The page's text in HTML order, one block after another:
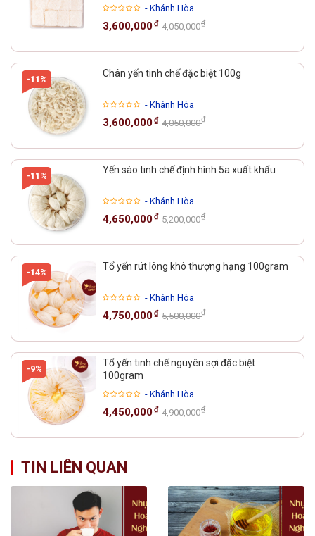
- Khánh Hòa
3,600,000₫ 4,050,000₫
-11%
Chân yến tinh chế đặc biệt 100g
- Khánh Hòa
3,600,000₫ 4,050,000₫
-11%
Yến sào tinh chế định hình 5a xuất khẩu
- Khánh Hòa
4,650,000₫ 5,200,000₫
-14%
Tổ yến rút lông khô thượng hạng 100gram
- Khánh Hòa
4,750,000₫ 5,500,000₫
-9%
Tổ yến tinh chế nguyên sợi đặc biệt
100gram
- Khánh Hòa
4,450,000₫ 4,900,000₫
TIN LIÊN QUAN